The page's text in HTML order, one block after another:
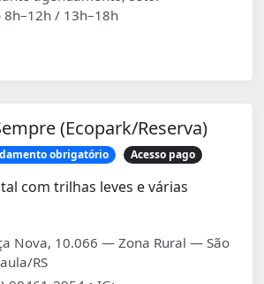
/ 13h–18h
(Ecopark/Reserva)
obrigatório Acesso pago
com trilhas leves e várias
Nova, 10.066 — Zona Rural — São
RS